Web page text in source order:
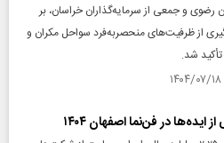
رضوی و جمعی از سرمایه‌گذاران خراسان، بر
از ظرفیت‌های منحصربه‌فرد سواحل مکران و
شد.